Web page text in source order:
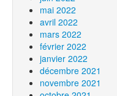
mai 2022
avril 2022
mars 2022
février 2022
janvier 2022
décembre 2021
novembre 2021